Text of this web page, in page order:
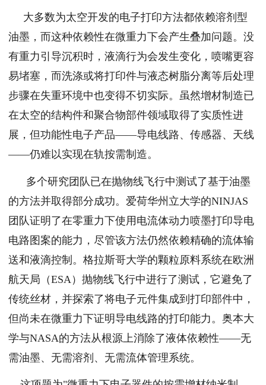
大多数为太空开发的电子打印方法都依赖溶剂型
油墨，而这种依赖性在微重力下会产生叠加问题。没
有重力引导沉积时，液滴行为会发生变化，喷嘴更容
易堵塞，而洗涤或将打印件与液态树脂分离等后处理
步骤在失重环境中也变得不切实际。虽然增材制造已
在太空的结构件和聚合物部件领域取得了实质性进
展，但功能性电子产品——导电线路、传感器、天线
——仍难以实现在轨按需制造。
多个研究团队已在抛物线飞行中测试了基于油墨
的方法并取得部分成功。爱荷华州立大学的NINJAS
团队证明了在零重力下使用电流体动力喷墨打印导电
电路图案的能力，尽管该方法仍然依赖精确的流体输
送和液滴控制。格拉斯哥大学的颗粒原料系统在欧洲
航天局（ESA）抛物线飞行中进行了测试，它避免了
传统丝材，并探索了将电子元件集成到打印部件中，
但尚未在微重力下证明导电线路的打印能力。奥本大
学与NASA的方法从根源上消除了液体依赖性——无
需油墨、无需溶剂、无需流体管理系统。